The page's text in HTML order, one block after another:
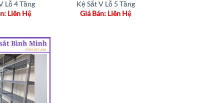
Lỗ 4 Tầng
Liên Hệ
Kệ Sắt V Lỗ 5 Tầng
Giá Bán: Liên Hệ
Add to
wishlist